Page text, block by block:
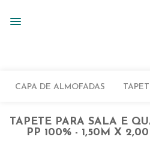
CAPA DE ALMOFADAS
TAPETE PARA SALA E
PP 100% - 1,50M X